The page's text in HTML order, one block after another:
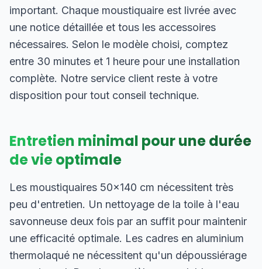
important. Chaque moustiquaire est livrée avec
une notice détaillée et tous les accessoires
nécessaires. Selon le modèle choisi, comptez
entre 30 minutes et 1 heure pour une installation
complète. Notre service client reste à votre
disposition pour tout conseil technique.
Entretien minimal pour une durée
de vie optimale
Les moustiquaires 50×140 cm nécessitent très
peu d'entretien. Un nettoyage de la toile à l'eau
savonneuse deux fois par an suffit pour maintenir
une efficacité optimale. Les cadres en aluminium
thermolaqué ne nécessitent qu'un dépoussiérage